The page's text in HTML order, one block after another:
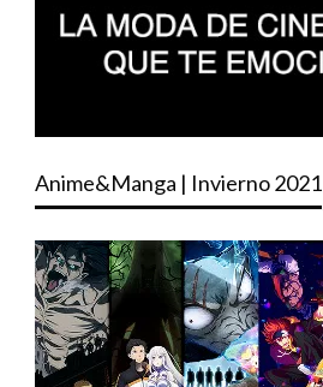
Anime&Manga | Invierno 2021